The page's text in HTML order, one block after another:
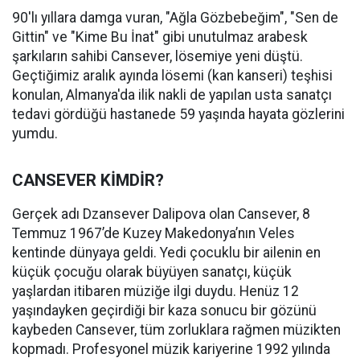
90'lı yıllara damga vuran, "Ağla Gözbebeğim", "Sen de
Gittin" ve "Kime Bu İnat" gibi unutulmaz arabesk
şarkıların sahibi Cansever, lösemiye yeni düştü.
Geçtiğimiz aralık ayında lösemi (kan kanseri) teşhisi
konulan, Almanya'da ilik nakli de yapılan usta sanatçı
tedavi gördüğü hastanede 59 yaşında hayata gözlerini
yumdu.
CANSEVER KİMDİR?
Gerçek adı Dzansever Dalipova olan Cansever, 8
Temmuz 1967’de Kuzey Makedonya’nın Veles
kentinde dünyaya geldi. Yedi çocuklu bir ailenin en
küçük çocuğu olarak büyüyen sanatçı, küçük
yaşlardan itibaren müziğe ilgi duydu. Henüz 12
yaşındayken geçirdiği bir kaza sonucu bir gözünü
kaybeden Cansever, tüm zorluklara rağmen müzikten
kopmadı. Profesyonel müzik kariyerine 1992 yılında